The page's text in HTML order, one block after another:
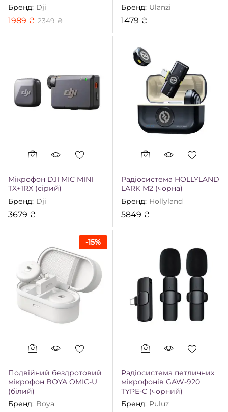
Бренд: Dji
1989 ₴ 2349₴
Бренд: Ulanzi
1479 ₴
Мікрофон DJI MIC MINI
TX+1RX (сірий)
Бренд: Dji
3679 ₴
Радіосистема HOLLYLAND
LARK M2 (чорна)
Бренд: Hollyland
5849 ₴
-15%
Подвійний бездротовий
мікрофон BOYA OMIC-U
(білий)
Бренд: Boya
Радіосистема петличних
мікрофонів GAW-920
TYPE-C (чорний)
Бренд: Puluz